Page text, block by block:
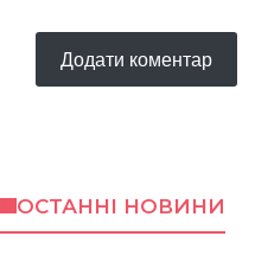
ОСТАННІ НОВИНИ